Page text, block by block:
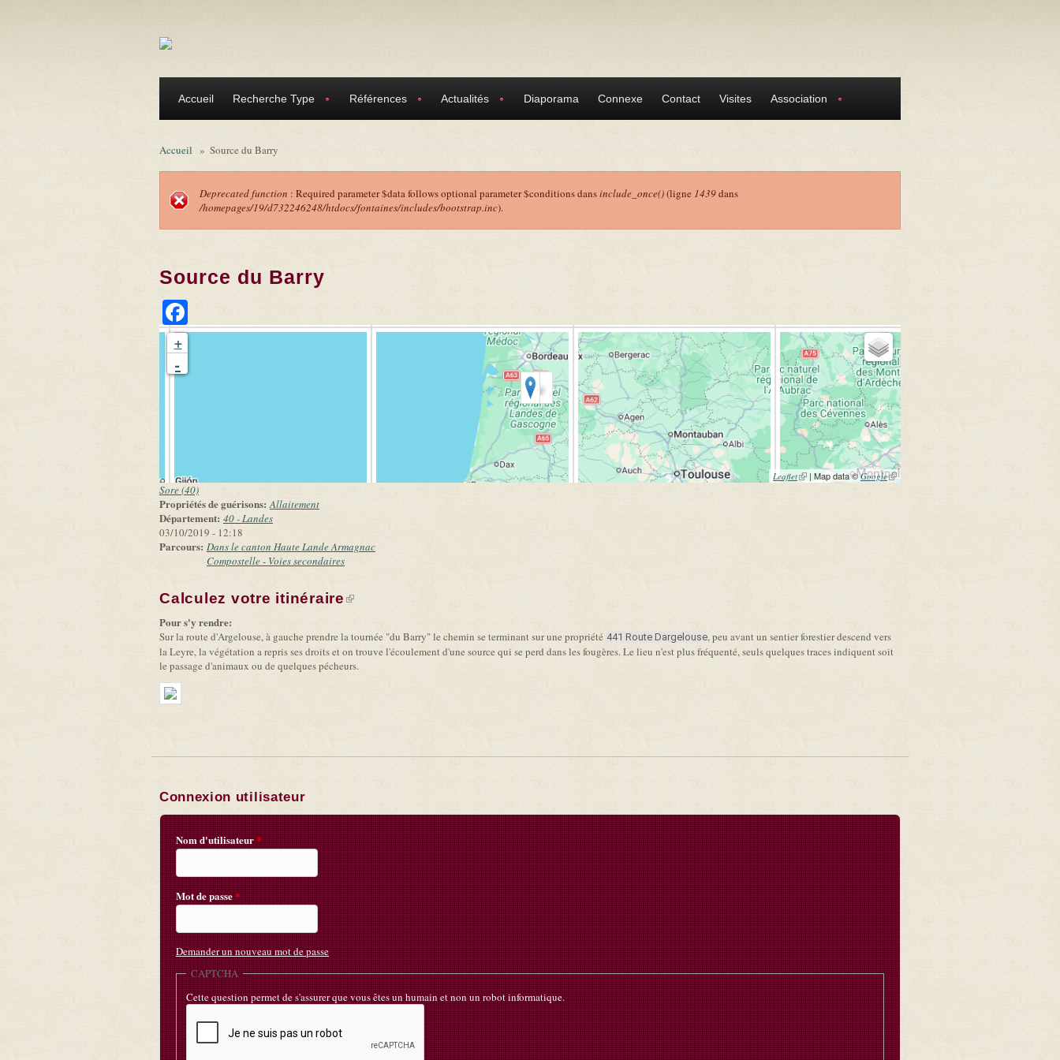
Accueil Recherche Type Références Actualités Diaporama Connexe Contact Visites Association
Accueil » Source du Barry
Message d'erreur
Deprecated function : Required parameter $data follows optional parameter $conditions dansinclude_once()(ligne 1439dans
/homepages/19/d732246248/htdocs/fontaines/includes/bootstrap.inc).
Source du Barry
+
-
Leaflet(link is external)
| Map data ©Google(link is
Sore (40)
Propriétés de guérisons:Allaitement
Département: 40 - Landes
03/10/2019 - 12:18
Parcours: Dans le canton Haute Lande Armagnac
Compostelle - Voies secondaires
Calculez votre itinéraire(link is external)
Pour s'y rendre:
Sur la route d'Argelouse, à gauche prendre la tournée "du Barry" le chemin se terminant sur une propriété 441 Route Dargelouse, peu avant un sentier forestier descend vers
la Leyre, la végétation a repris ses droits et on trouve l'écoulement d'une source qui se perd dans les fougères. Le lieu n'est plus fréquenté, seuls quelques traces indiquent soit
le passage d'animaux ou de quelques pécheurs.
Connexion utilisateur
Nom d'utilisateur*
Mot de passe*
Demander un nouveau mot de passe
CAPTCHA
Cette question permet de s'assurer que vous êtes un humain et non un robot informatique.